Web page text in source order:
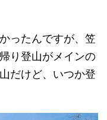
ったんですが、笠
り登山がメインの
だけど、いつか登